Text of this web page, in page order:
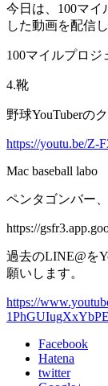
今日は、100マイ
した動画を配信
100マイルプロジ
4.靴
野球YouTuberの
https://youtu.be/Z-
Mac baseball labo
ペンタゴンバー
https://
過去のLINE@を
願いします。
https://
Facebook
Hatena
twitter